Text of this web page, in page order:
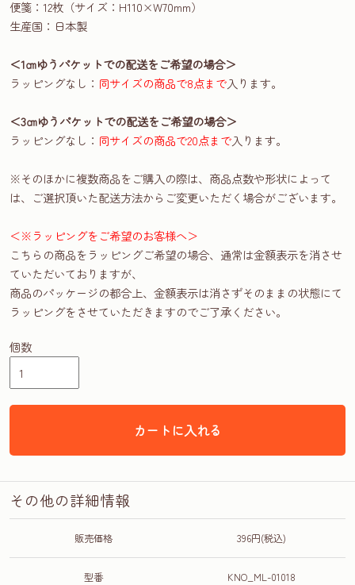
便箋：12枚（サイズ：H110×W70mm）
生産国：日本製
＜1㎝ゆうパケットでの配送をご希望の場合＞
ラッピングなし： 同サイズの商品で8点まで入ります。
＜3㎝ゆうパケットでの配送をご希望の場合＞
ラッピングなし： 同サイズの商品で20点まで入ります。
※そのほかに複数商品をご購入の際は、商品点数や形状によって
は、ご選択頂いた配送方法からご変更いただく場合がございます。
＜※ラッピングをご希望のお客様へ＞
こちらの商品をラッピングご希望の場合、通常は金額表示を消させ
ていただいておりますが、
商品のパッケージの都合上、金額表示は消さずそのままの状態にて
ラッピングをさせていただきますのでご了承ください。
個数
カートに入れる
その他の詳細情報
販売価格 396円(税込)
型番 KNO_ML-01018